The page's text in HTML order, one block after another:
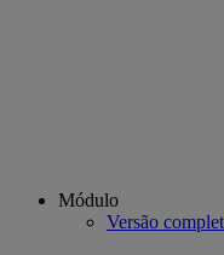
Módulo
Versão